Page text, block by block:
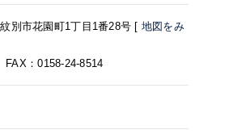
別市花園町1丁目1番28号 [ 地図をみ
：0158-24-8514